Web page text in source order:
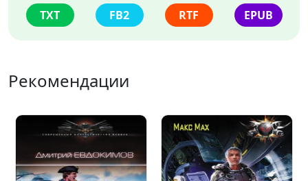
TXT FB2 RTF EPUB
Рекомендации